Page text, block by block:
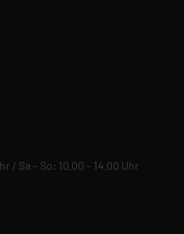
/ Sa – So: 10.00 – 14.00 Uhr